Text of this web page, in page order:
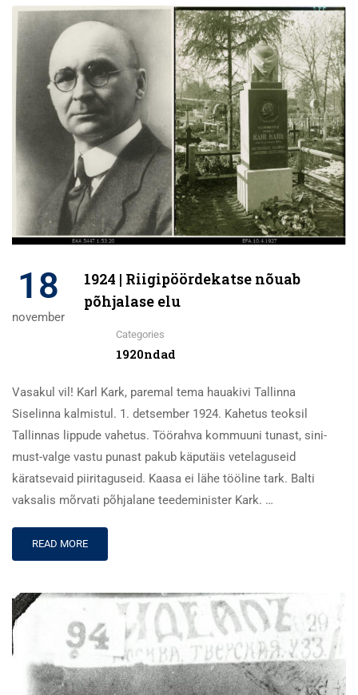
18
november
1924 | Riigipöördekatse nõuab
põhjalase elu
Categories
1920ndad
Vasakul vil! Karl Kark, paremal tema hauakivi Tallinna
Siselinna kalmistul. 1. detsember 1924. Kahetus teoksil
Tallinnas lippude vahetus. Töörahva kommuuni tunast, sini-
must-valge vastu punast pakub käputäis vetelaguseid
käratsevaid piiritaguseid. Kaasa ei lähe tööline tark. Balti
vaksalis mõrvati põhjalane teedeminister Kark. …
READ MORE